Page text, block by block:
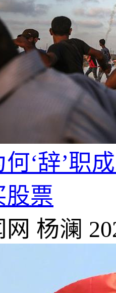
‘辞’职
股票
杨澜